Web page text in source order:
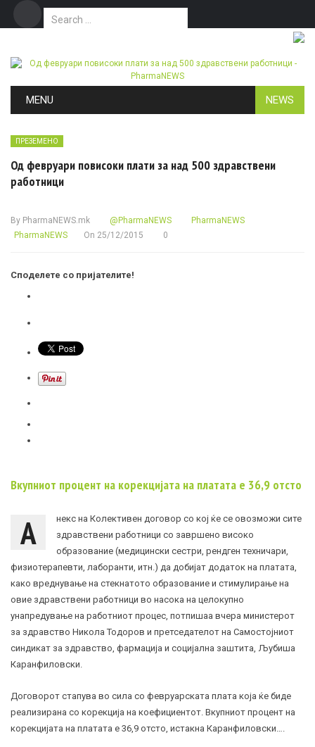
Search for:
MENU NEWS
ПРЕЗЕМЕНО
Од февруари повисоки плати за над 500 здравствени
работници
By PharmaNEWS.mk @PharmaNEWS
PharmaNEWS
PharmaNEWS
On 25/12/2015 0
Споделете со пријателите!
Вкупниот процент на корекцијата на платата е 36,9 отсто
А некс на Колективен договор со кој ќе се овозможи сите
здравствени работници со завршено високо
образование (медицински сестри, рендген техничари,
физиотерапевти, лаборанти, итн.) да добијат додаток на платата,
како вреднување на стекнатото образование и стимулирање на
овие здравствени работници во насока на целокупно
унапредување на работниот процес, потпишаа вчера министерот
за здравство Никола Тодоров и претседателот на Самостојниот
синдикат за здравство, фармација и социјална заштита, Љубиша
Каранфиловски.
Договорот стапува во сила со февруарската плата која ќе биде
реализирана со корекција на коефициентот. Вкупниот процент на
корекцијата на платата е 36,9 отсто, истакна Каранфиловски….